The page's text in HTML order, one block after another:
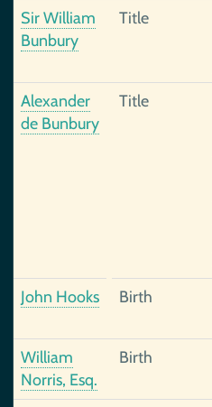
Sir William
Bunbury
Title
Alexander
de Bunbury
Title
John Hooks
Birth
William
Norris, Esq.
Birth